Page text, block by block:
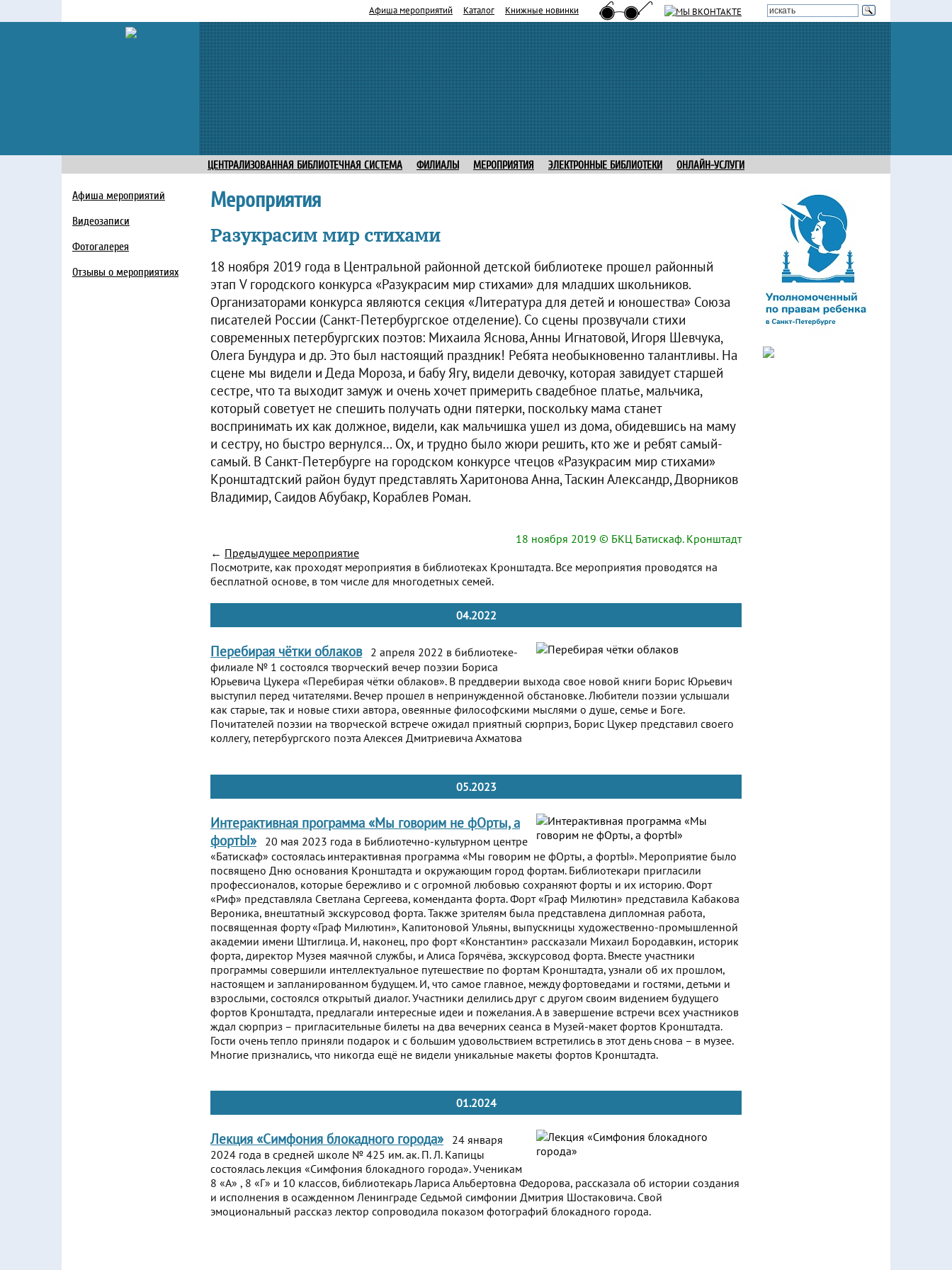
Афиша мероприятий Каталог Книжные новинки
ЦЕНТРАЛИЗОВАННАЯ БИБЛИОТЕЧНАЯ СИСТЕМА ФИЛИАЛЫ МЕРОПРИЯТИЯ ЭЛЕКТРОННЫЕ БИБЛИОТЕКИ ОНЛАЙН-УСЛУГИ
Афиша мероприятий
Видеозаписи
Фотогалерея
Отзывы о мероприятиях
Мероприятия
Разукрасим мир стихами
18 ноября 2019 года в Центральной районной детской библиотеке прошел районный
этап V городского конкурса «Разукрасим мир стихами» для младших школьников.
Организаторами конкурса являются секция «Литература для детей и юношества» Союза
писателей России (Санкт-Петербургское отделение). Со сцены прозвучали стихи
современных петербургских поэтов: Михаила Яснова, Анны Игнатовой, Игоря Шевчука,
Олега Бундура и др. Это был настоящий праздник! Ребята необыкновенно талантливы. На
сцене мы видели и Деда Мороза, и бабу Ягу, видели девочку, которая завидует старшей
сестре, что та выходит замуж и очень хочет примерить свадебное платье, мальчика,
который советует не спешить получать одни пятерки, поскольку мама станет
воспринимать их как должное, видели, как мальчишка ушел из дома, обидевшись на маму
и сестру, но быстро вернулся… Ох, и трудно было жюри решить, кто же и ребят самый-
самый. В Санкт-Петербурге на городском конкурсе чтецов «Разукрасим мир стихами»
Кронштадтский район будут представлять Харитонова Анна, Таскин Александр, Дворников
Владимир, Саидов Абубакр, Кораблев Роман.
18 ноября 2019 © БКЦ Батискаф. Кронштадт
← Предыдущее мероприятие
Посмотрите, как проходят мероприятия в библиотеках Кронштадта. Все мероприятия проводятся на
бесплатной основе, в том числе для многодетных семей.
04.2022
Перебирая чётки облаков
2 апреля 2022 в библиотеке-
филиале № 1 состоялся творческий вечер поэзии Бориса
Юрьевича Цукера «Перебирая чётки облаков». В преддверии выхода свое новой книги Борис Юрьевич
выступил перед читателями. Вечер прошел в непринужденной обстановке. Любители поэзии услышали
как старые, так и новые стихи автора, овеянные философскими мыслями о душе, семье и Боге.
Почитателей поэзии на творческой встрече ожидал приятный сюрприз, Борис Цукер представил своего
коллегу, петербургского поэта Алексея Дмитриевича Ахматова
05.2023
Интерактивная программа «Мы говорим не фОрты, а
фортЫ»
20 мая 2023 года в Библиотечно-культурном центре
«Батискаф» состоялась интерактивная программа «Мы говорим не фОрты, а фортЫ». Мероприятие было
посвящено Дню основания Кронштадта и окружающим город фортам. Библиотекари пригласили
профессионалов, которые бережливо и с огромной любовью сохраняют форты и их историю. Форт
«Риф» представляла Светлана Сергеева, коменданта форта. Форт «Граф Милютин» представила Кабакова
Вероника, внештатный экскурсовод форта. Также зрителям была представлена дипломная работа,
посвященная форту «Граф Милютин», Капитоновой Ульяны, выпускницы художественно-промышленной
академии имени Штиглица. И, наконец, про форт «Константин» рассказали Михаил Бородавкин, историк
форта, директор Музея маячной службы, и Алиса Горячёва, экскурсовод форта. Вместе участники
программы совершили интеллектуальное путешествие по фортам Кронштадта, узнали об их прошлом,
настоящем и запланированном будущем. И, что самое главное, между фортоведами и гостями, детьми и
взрослыми, состоялся открытый диалог. Участники делились друг с другом своим видением будущего
фортов Кронштадта, предлагали интересные идеи и пожелания. А в завершение встречи всех участников
ждал сюрприз – пригласительные билеты на два вечерних сеанса в Музей-макет фортов Кронштадта.
Гости очень тепло приняли подарок и с большим удовольствием встретились в этот день снова – в музее.
Многие признались, что никогда ещё не видели уникальные макеты фортов Кронштадта.
01.2024
Лекция «Симфония блокадного города»
24 января
2024 года в средней школе № 425 им. ак. П. Л. Капицы
состоялась лекция «Симфония блокадного города». Ученикам
8 «А» , 8 «Г» и 10 классов, библиотекарь Лариса Альбертовна Федорова, рассказала об истории создания
и исполнения в осажденном Ленинграде Седьмой симфонии Дмитрия Шостаковича. Свой
эмоциональный рассказ лектор сопроводила показом фотографий блокадного города.